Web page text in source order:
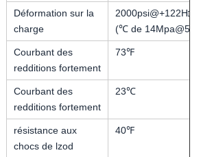
Déformation sur la
charge
2000psi@+122H□
(℃ de 14Mpa@50)
Courbant des
redditions fortement
73℉
Courbant des
redditions fortement
23℃
résistance aux
chocs de lzod
40℉